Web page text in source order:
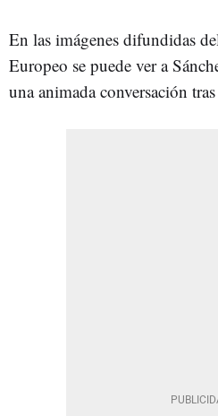
En las imágenes difundidas
Europeo se puede ver a
una animada conversación